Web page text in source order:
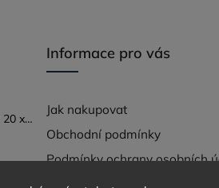
RedStop bentonitová páska 20 x 25
Informace pro vás
Jak nakupovat
Obchodní podmínky
Podmínky ochrany osobních